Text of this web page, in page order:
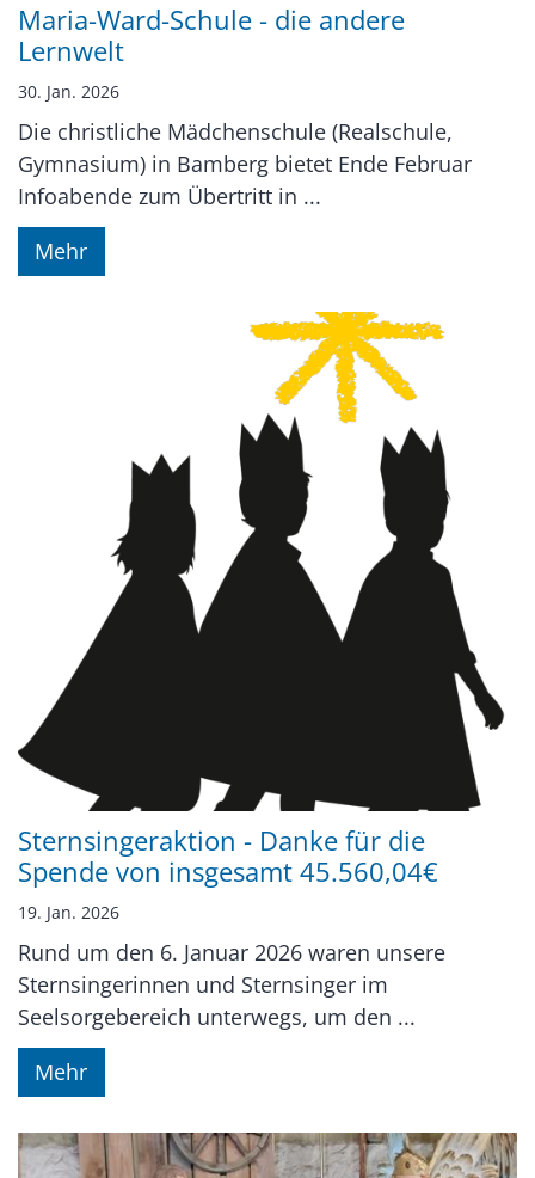
Maria-Ward-Schule - die andere
Lernwelt
30. Jan. 2026
Die christliche Mädchenschule (Realschule,
Gymnasium) in Bamberg bietet Ende Februar
Infoabende zum Übertritt in ...
Mehr
Sternsingeraktion - Danke für die
Spende von insgesamt 45.560,04€
19. Jan. 2026
Rund um den 6. Januar 2026 waren unsere
Sternsingerinnen und Sternsinger im
Seelsorgebereich unterwegs, um den ...
Mehr